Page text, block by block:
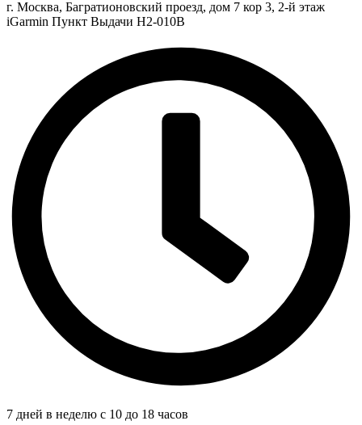
г. Москва, Багратионовский проезд, дом 7 кор 3, 2-й этаж
iGarmin Пункт Выдачи Н2-010В
7 дней в неделю с 10 до 18 часов